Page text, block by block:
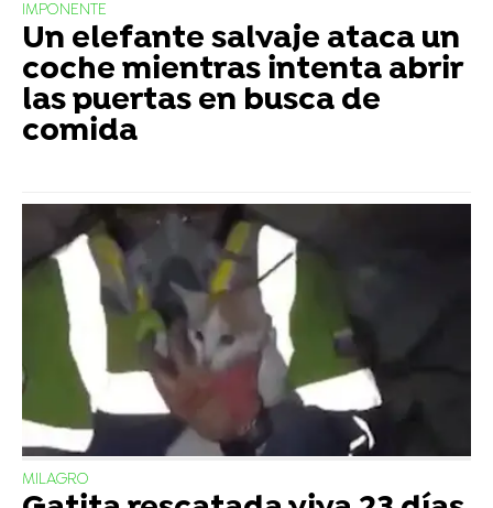
IMPONENTE
Un elefante salvaje ataca un
coche mientras intenta abrir
las puertas en busca de
comida
MILAGRO